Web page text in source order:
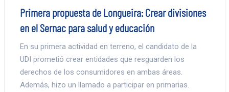
Primera propuesta de Longueira: Crear divisiones
en el Sernac para salud y educación
En su primera actividad en terreno, el candidato de la
UDI prometió crear entidades que resguarden los
derechos de los consumidores en ambas áreas.
Además, hizo un llamado a participar en primarias.